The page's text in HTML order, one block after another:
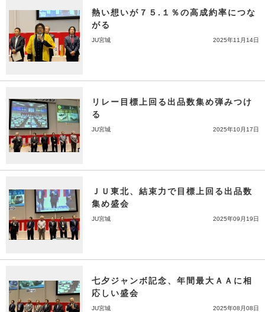
熱い想いが７５.１％の高成約率につな
がる
JU宮城 2025年11月14日
リレー目標上回る出品数集め弾みつけ
る
JU宮城 2025年10月17日
ＪＵ東北、結束力で目標上回る出品数
集め盛会
JU宮城 2025年09月19日
七夕ジャンボ記念、年間最大ＡＡに相
応しい盛会
JU宮城 2025年08月08日